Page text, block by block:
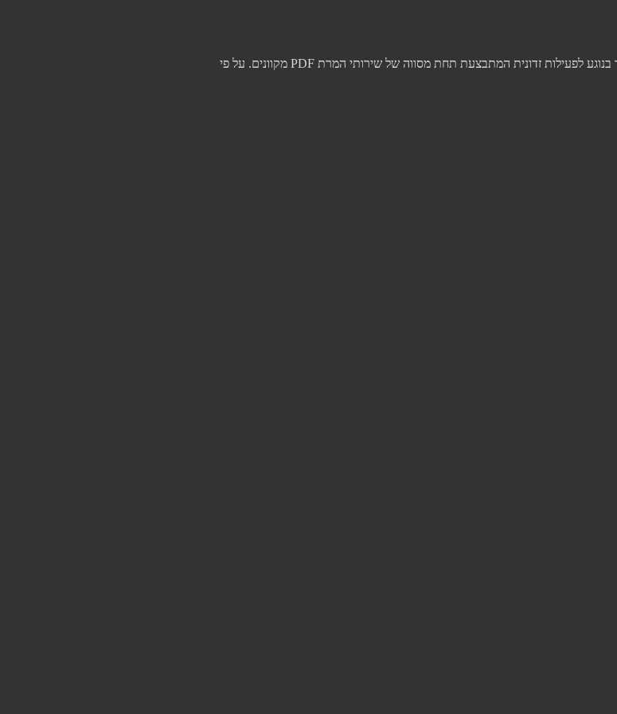
סכנות חמורות בשימוש בממירי PDF לא מאומתים לאחרונה פרסם ה-FBI אזהרה חמורה לציבור בנוגע לפעילות זדונית המתבצעת תחת מסווה של שירותי המרת PDF מקוונים. על פי